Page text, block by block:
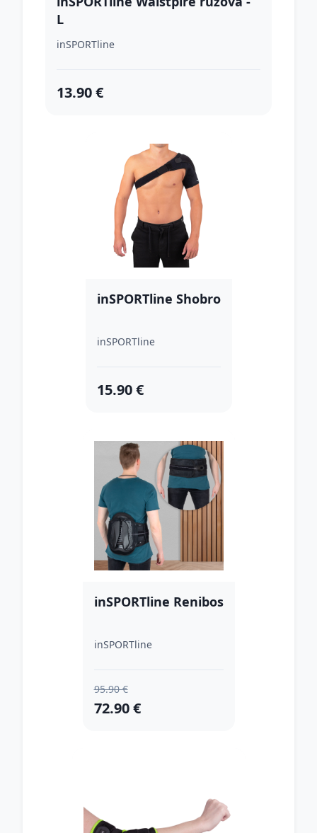
L
inSPORTline
13.90 €
inSPORTline Shobro
inSPORTline
15.90 €
inSPORTline Renibos
inSPORTline
95.90 €
72.90 €